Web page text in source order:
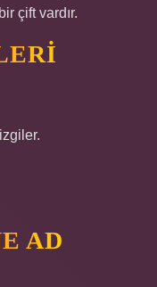
çift vardır.
AD